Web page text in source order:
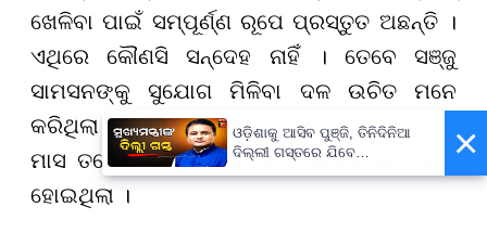
ଖେଳିବା ପାଇଁ ସମ୍ପୂର୍ଣ୍ଣ ରୂପେ ପ୍ରସ୍ତୁତ ଅଛନ୍ତି ।
ଏଥିରେ କୌଣସି ସନ୍ଦେହ ନାହିଁ । ତେବେ ସଞ୍ଜୁ
ସାମସନଙ୍କୁ ସୁଯୋଗ ମିଳିବା ଦଳ ଉଚିତ ମନେ
କରିଥିଲା । ସେ ଦଳକୁ ବିଶ୍ୱକପ୍ ଜିତାଇଛନ୍ତି । ତିନି
ମାସ ତଳେ ତାଙ୍କ ବ୍ୟାଟିଂ ପାଇଁ ଭାରତ ଚାମ୍ପିଅନ୍
ହୋଇଥିଲା ।
×
ଓଡ଼ିଶାକୁ ଆସିବ ପୁଞ୍ଜି, ତିନିଦିନିଆ
ଦିଲ୍ଲୀ ଗସ୍ତରେ ଯିବେ